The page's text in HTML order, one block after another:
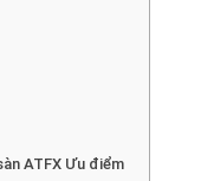
ATFX Ưu điểm